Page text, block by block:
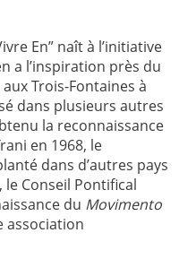
En” naît à l’initiative
a l’inspiration près du
Trois-Fontaines à
dans plusieurs autres
la reconnaissance
en 1968, le
dans d’autres pays
le Conseil Pontifical
du Movimento
association